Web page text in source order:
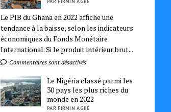
Le PIB du Ghana en 2022 affiche une
tendance à la baisse, selon les indicateurs
économiques du Fonds Monétaire
International. Si le produit intérieur brut...
Commentaires sont désactivés
Le Nigéria classé parmi les
30 pays les plus riches du
monde en 2022
PAR FIRMIN AGBÉ